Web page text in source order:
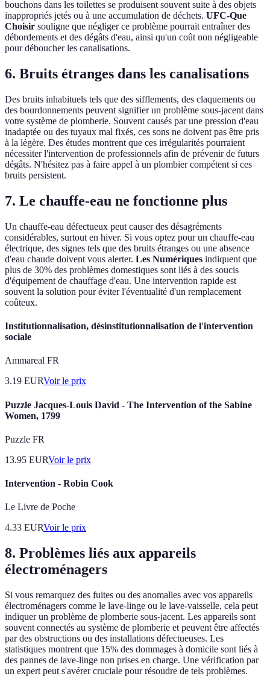
bouchons dans les toilettes se produisent souvent suite à des objets
inappropriés jetés ou à une accumulation de déchets. UFC-Que
Choisir souligne que négliger ce problème pourrait entraîner des
débordements et des dégâts d'eau, ainsi qu'un coût non négligeable
pour déboucher les canalisations.
6. Bruits étranges dans les canalisations
Des bruits inhabituels tels que des sifflements, des claquements ou
des bourdonnements peuvent signifier un problème sous-jacent dans
votre système de plomberie. Souvent causés par une pression d'eau
inadaptée ou des tuyaux mal fixés, ces sons ne doivent pas être pris
à la légère. Des études montrent que ces irrégularités pourraient
nécessiter l'intervention de professionnels afin de prévenir de futurs
dégâts. N'hésitez pas à faire appel à un plombier compétent si ces
bruits persistent.
7. Le chauffe-eau ne fonctionne plus
Un chauffe-eau défectueux peut causer des désagréments
considérables, surtout en hiver. Si vous optez pour un chauffe-eau
électrique, des signes tels que des bruits étranges ou une absence
d'eau chaude doivent vous alerter. Les Numériques indiquent que
plus de 30% des problèmes domestiques sont liés à des soucis
d'équipement de chauffage d'eau. Une intervention rapide est
souvent la solution pour éviter l'éventualité d'un remplacement
coûteux.
Institutionnalisation, désinstitutionnalisation de l'intervention
sociale
Ammareal FR
3.19 EURVoir le prix
Puzzle Jacques-Louis David - The Intervention of the Sabine
Women, 1799
Puzzle FR
13.95 EURVoir le prix
Intervention - Robin Cook
Le Livre de Poche
4.33 EURVoir le prix
8. Problèmes liés aux appareils
électroménagers
Si vous remarquez des fuites ou des anomalies avec vos appareils
électroménagers comme le lave-linge ou le lave-vaisselle, cela peut
indiquer un problème de plomberie sous-jacent. Les appareils sont
souvent connectés au système de plomberie et peuvent être affectés
par des obstructions ou des installations défectueuses. Les
statistiques montrent que 15% des dommages à domicile sont liés à
des pannes de lave-linge non prises en charge. Une vérification par
un expert peut s'avérer cruciale pour résoudre de tels problèmes.